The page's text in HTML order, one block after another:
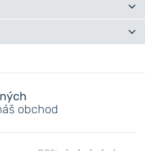
Festina stala veľmi populárnym
nasleduje aktuálne módne
obzvlášť veľkej obľube.
nám komentár
dotaz
obchod